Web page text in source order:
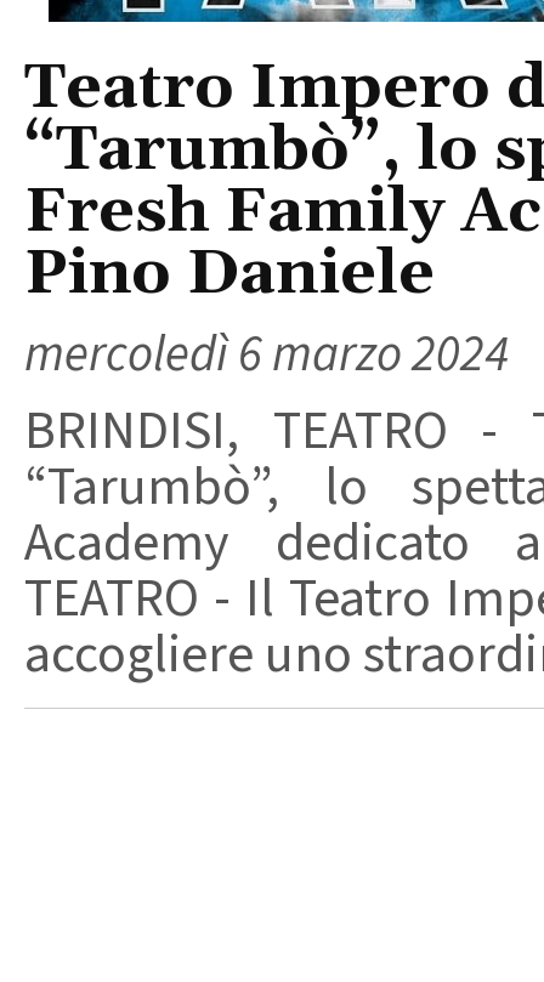
Teatro Impero
“Tarumbò”, lo
Fresh Family
Pino Daniele
mercoledì 6 marzo 2024
BRINDISI, TEATRO
“Tarumbò”, lo
Academy dedicato
TEATRO - Il Teatro
accogliere uno